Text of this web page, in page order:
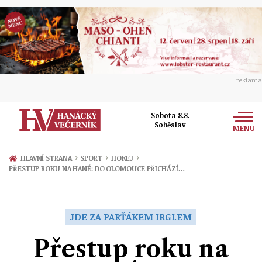
reklama
Sobota 8.8.
Soběslav
MENU
Zprávy
Přerov
Ekonomika
Ženy
Sport
HLAVNÍ STRANA › SPORT › HOKEJ ›
PŘESTUP ROKU NA HANÉ: DO OLOMOUCE PŘICHÁZÍ…
JDE ZA PARŤÁKEM IRGLEM
Přestup roku na